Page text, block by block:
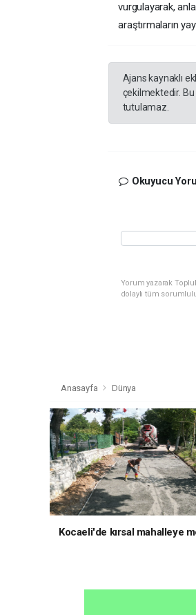
vurgulayarak,
araştırmaların
Ajans kaynaklı
çekilmektedir.
tutulamaz.
Okuyucu
Yorum yazarak
dolaylı tüm
Anasayfa Dünya
Kocaeli'de kırsal mahalleye